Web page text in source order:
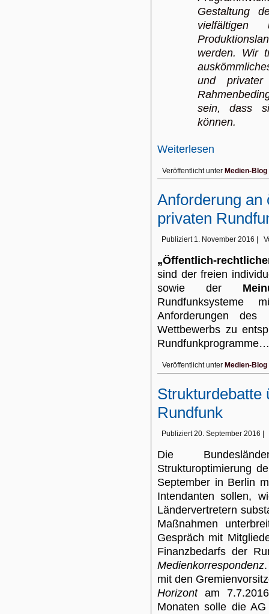
Gestaltung
vielfältigen
werden. Wir
und
sein, dass
können.
Weiterlesen
Veröffentlicht unter Medien-Blog
Anforderung an
privaten
Publiziert 1. November 2016
„Öffentlich-
sind der freien
sowie der
Anforderungen des
Wettbewerbs zu
Veröffentlicht unter Medien-Blog
Strukturdebatte
Rundfunk
Publiziert 20. September 2016
Die
Strukturoptimierung
September in Berlin
Intendanten sollen,
Ländervertretern
Maßnahmen
Gespräch mit
Finanzbedarfs der
Medienkorrespondenz
mit den
Horizontam
Monaten solle die